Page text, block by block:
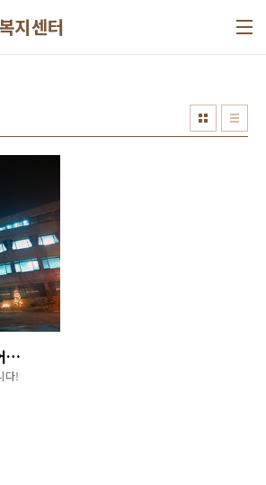
지센터
샬롬희망학교 한국어교실 회원모집
다!